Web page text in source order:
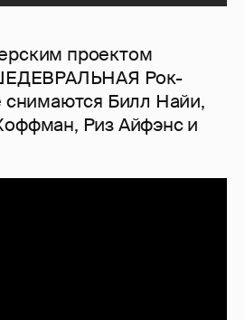
проектом
Рок-
снимаются Билл Найи,
Риз Айфэнс и